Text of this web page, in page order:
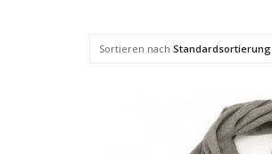
Sortieren nach Standardsortierung